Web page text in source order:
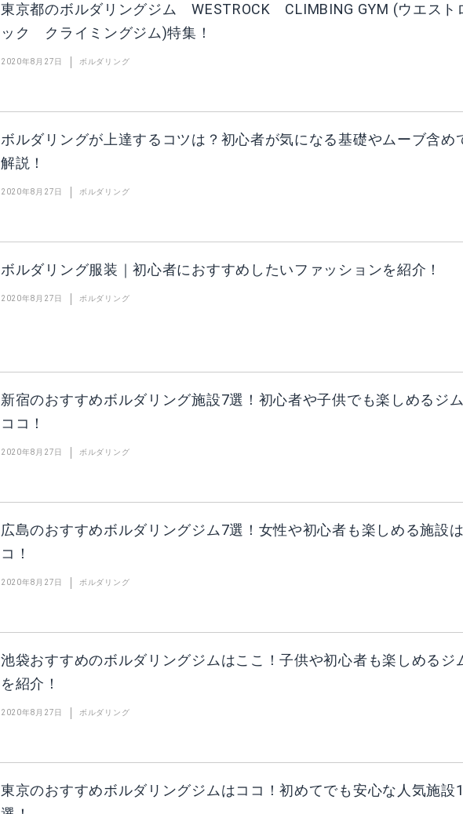
東京都のボルダリングジム WESTROCK CLIMBING GYM (ウエスト
ック クライミングジム)特集！
2020年8月27日 ボルダリング
ボルダリングが上達するコツは？初心者が気になる基礎やムーブ含め
解説！
2020年8月27日 ボルダリング
ボルダリング服装｜初心者におすすめしたいファッションを紹介！
2020年8月27日 ボルダリング
新宿のおすすめボルダリング施設7選！初心者や子供でも楽しめるジ
ココ！
2020年8月27日 ボルダリング
広島のおすすめボルダリングジム7選！女性や初心者も楽しめる施設
コ！
2020年8月27日 ボルダリング
池袋おすすめのボルダリングジムはここ！子供や初心者も楽しめるジ
を紹介！
2020年8月27日 ボルダリング
東京のおすすめボルダリングジムはココ！初めてでも安心な人気施設